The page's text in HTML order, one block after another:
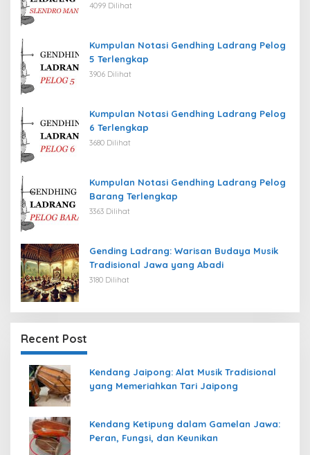
4099 Dilihat
Kumpulan Notasi Gendhing Ladrang Pelog
5 Terlengkap
3906 Dilihat
Kumpulan Notasi Gendhing Ladrang Pelog
6 Terlengkap
3680 Dilihat
Kumpulan Notasi Gendhing Ladrang Pelog
Barang Terlengkap
3363 Dilihat
Gending Ladrang: Warisan Budaya Musik
Tradisional Jawa yang Abadi
3180 Dilihat
Recent Post
Kendang Jaipong: Alat Musik Tradisional
yang Memeriahkan Tari Jaipong
Kendang Ketipung dalam Gamelan Jawa:
Peran, Fungsi, dan Keunikan